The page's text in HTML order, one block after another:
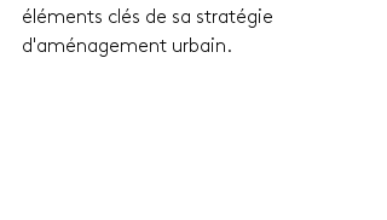
éléments clés de sa stratégie
d'aménagement urbain.